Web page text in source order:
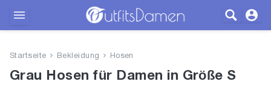
Bekleidung
Startseite Bekleidung Hosen
Grau Hosen für Damen in Größe S